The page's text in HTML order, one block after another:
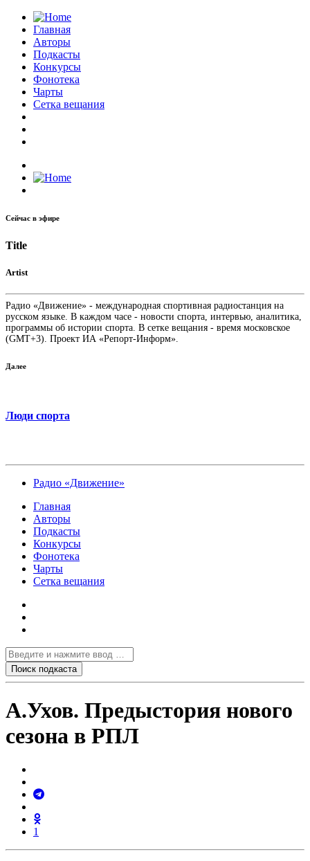
Главная
Авторы
Подкасты
Конкурсы
Фонотека
Чарты
Сетка вещания
Сейчас в эфире
Title
Artist
Радио «Движение» - международная спортивная радиостанция на
русском языке. В каждом часе - новости спорта, интервью, аналитика,
программы об истории спорта. В сетке вещания - время московское
(GMT+3). Проект ИА «Репорт-Информ».
Далее
Люди спорта
Радио «Движение»
Главная
Авторы
Подкасты
Конкурсы
Фонотека
Чарты
Сетка вещания
А.Ухов. Предыстория нового
сезона в РПЛ
1